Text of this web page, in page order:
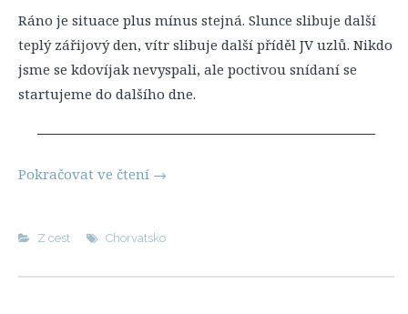
Ráno je situace plus mínus stejná. Slunce slibuje další
teplý zářijový den, vítr slibuje další příděl JV uzlů. Nikdo
jsme se kdovíjak nevyspali, ale poctivou snídaní se
startujeme do dalšího dne.
Pokračovat ve čtení →
Z cest Chorvatsko